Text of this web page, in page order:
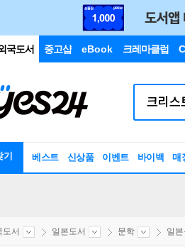
국도서 중고샵 eBook 크레마클럽
베스트 신상품 이벤트 바이백 매
도서 일본도서 문학 일